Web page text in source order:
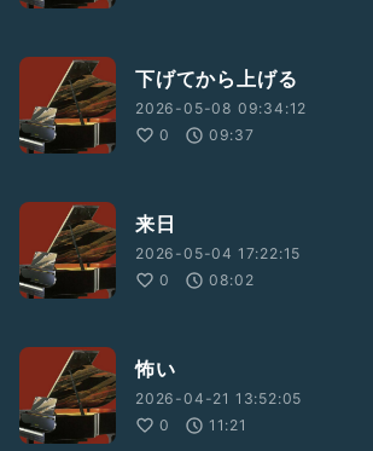
下げてから上げる
2026-05-08 09:34:12
0
09:37
来日
2026-05-04 17:22:15
0
08:02
怖い
2026-04-21 13:52:05
0
11:21